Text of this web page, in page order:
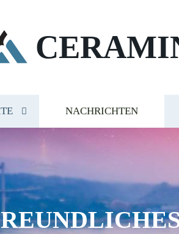
NACHRICHTEN